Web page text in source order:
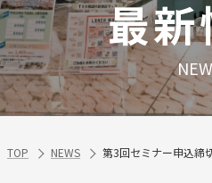
最新
TOP NEWS 第3回セミナー申込締